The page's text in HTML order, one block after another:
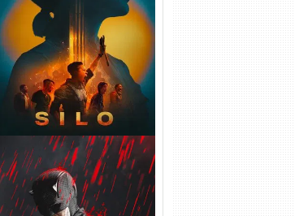
Silo 2ª Temporada (2024)
WEB-DL 1080p Dual Áudio